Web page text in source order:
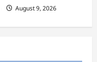
August 9, 2026